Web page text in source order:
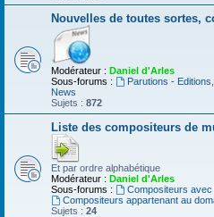
Nouvelles de toutes sortes,
Modérateur : Daniel d'Arles
Sous-forums :
Parutions - Editions
News
Sujets : 872
Liste des compositeurs de
Et par ordre alphabétique
Modérateur : Daniel d'Arles
Sous-forums :
Compositeurs
Compositeurs appartenant au
Sujets : 24